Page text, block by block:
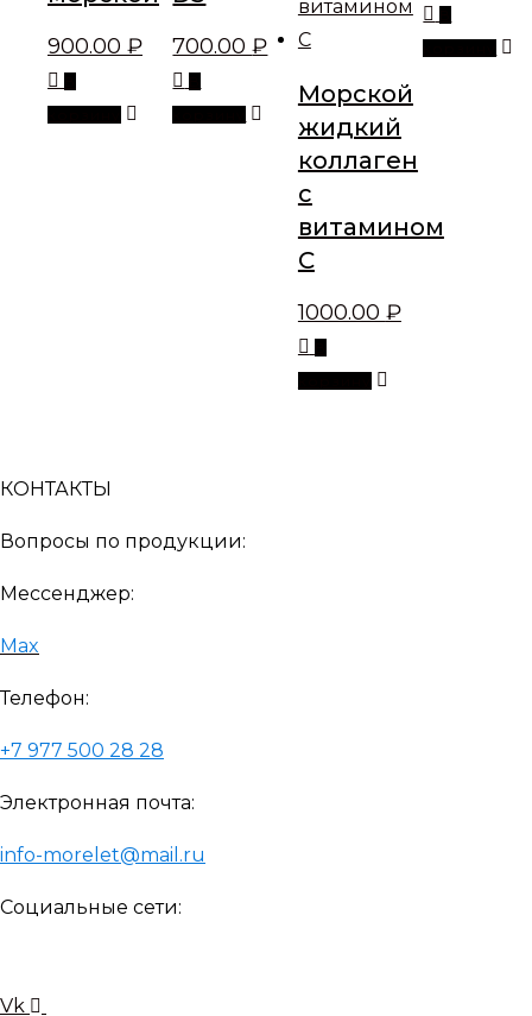
900.00 ₽ 700.00₽
Морской
жидкий
коллаген
с
витамином
С
1000.00 ₽
КОНТАКТЫ
Вопросы по продукции:
Мессенджер:
Max
Телефон:
+7 977 500 28 28
Электронная почта:
info-morelet@mail.ru
Социальные сети:
Vk